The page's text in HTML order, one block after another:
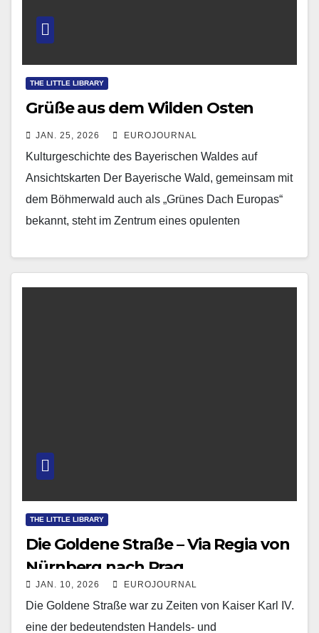
THE LITTLE LIBRARY
Grüße aus dem Wilden Osten
JAN. 25, 2026 EUROJOURNAL
Kulturgeschichte des Bayerischen Waldes auf
Ansichtskarten Der Bayerische Wald, gemeinsam mit
dem Böhmerwald auch als „Grünes Dach Europas“
bekannt, steht im Zentrum eines opulenten
THE LITTLE LIBRARY
Die Goldene Straße – Via Regia von
Nürnberg nach Prag
JAN. 10, 2026 EUROJOURNAL
Die Goldene Straße war zu Zeiten von Kaiser Karl IV.
eine der bedeutendsten Handels- und